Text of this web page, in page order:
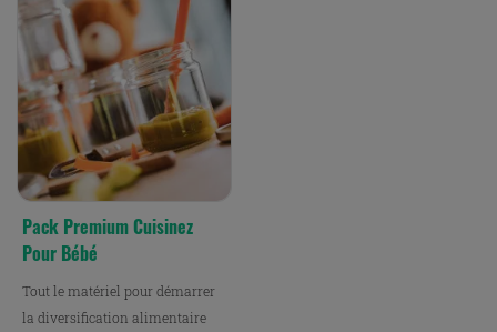
Pack Premium Cuisinez
Pour Bébé
Tout le matériel pour démarrer
la diversification alimentaire